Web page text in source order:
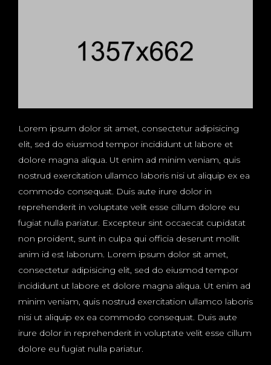
Lorem ipsum dolor sit amet, consectetur adipisicing
elit, sed do eiusmod tempor incididunt ut labore et
dolore magna aliqua. Ut enim ad minim veniam, quis
nostrud exercitation ullamco laboris nisi ut aliquip ex ea
commodo consequat. Duis aute irure dolor in
reprehenderit in voluptate velit esse cillum dolore eu
fugiat nulla pariatur. Excepteur sint occaecat cupidatat
non proident, sunt in culpa qui officia deserunt mollit
anim id est laborum. Lorem ipsum dolor sit amet,
consectetur adipisicing elit, sed do eiusmod tempor
incididunt ut labore et dolore magna aliqua. Ut enim ad
minim veniam, quis nostrud exercitation ullamco laboris
nisi ut aliquip ex ea commodo consequat. Duis aute
irure dolor in reprehenderit in voluptate velit esse cillum
dolore eu fugiat nulla pariatur.